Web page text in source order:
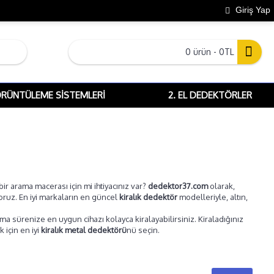
Giriş Yap
0 ürün - 0TL
SISTEMLERI 2. EL DEDEKTÖRLER
macerası için mi ihtiyacınız var? dedektor37.comolarak,
En iyi markaların en güncel kiralık dedektörmodelleriyle, altın,
sürenize en uygun cihazı kolayca kiralayabilirsiniz. Kiraladığınız
için en iyi kiralık metal dedektörünü seçin.